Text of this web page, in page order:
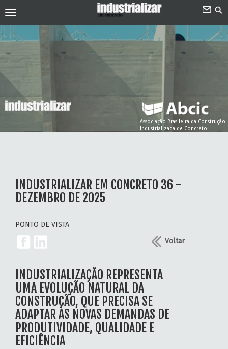
Associação Brasileira da Construção
Industrializada de Concreto
INDUSTRIALIZAR EM CONCRETO 36 -
DEZEMBRO DE 2025
PONTO DE VISTA
Voltar
INDUSTRIALIZAÇÃO REPRESENTA
UMA EVOLUÇÃO NATURAL DA
CONSTRUÇÃO, QUE PRECISA SE
ADAPTAR ÀS NOVAS DEMANDAS DE
PRODUTIVIDADE, QUALIDADE E
EFICIÊNCIA